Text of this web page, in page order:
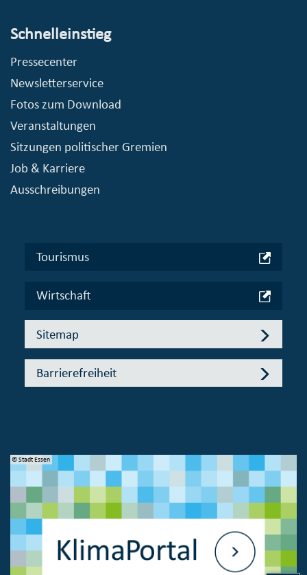
Schnelleinstieg
Pressecenter
Newsletterservice
Fotos zum Download
Veranstaltungen
Sitzungen politischer Gremien
Job & Karriere
Ausschreibungen
Tourismus
Wirtschaft
Sitemap
Barrierefreiheit
© Stadt Essen